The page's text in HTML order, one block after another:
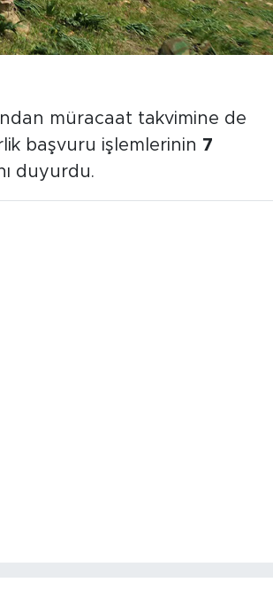
müracaat takvimine de
başvuru işlemlerinin 7
duyurdu.